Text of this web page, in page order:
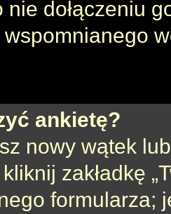
nie dołączeniu
ankietę?
nowy wątek
zakładkę
formularza;